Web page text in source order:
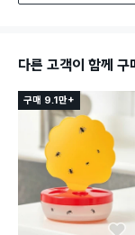
다른 고객이 함께 구
구매 9.1만+